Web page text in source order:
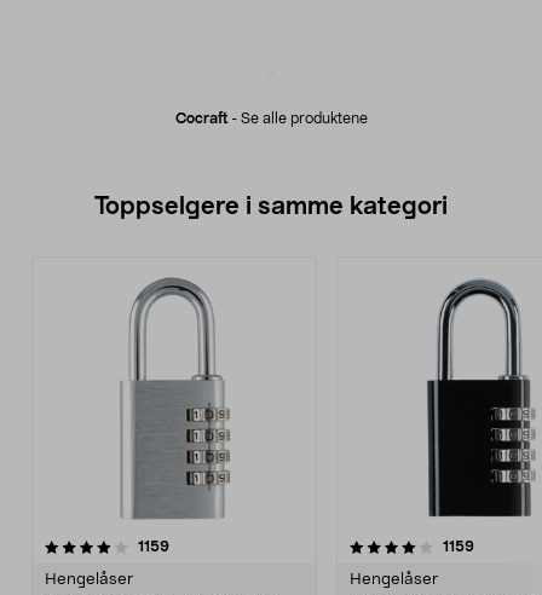
Cocraft- Se alle produktene
Toppselgere i samme kategori
1159anmeldelser
Hengelåser
4.0 av 5 stjerner 1159
Hengelåser
4.0 av 5 stjerner